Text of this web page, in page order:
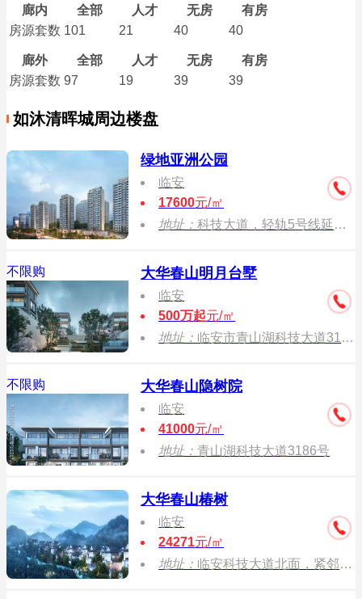
廊内 全部 人才 无房
有房
房源套数 101 21 40 40
廊外 全部 人才 无房
有房
房源套数 97 19 39 39
如沐清晖城周边楼盘
绿地亚洲公园
临安
17600元/㎡
地址：科技大道，轻轨5号线延伸段青山湖站口（在建）
不限购 大华春山明月台墅
临安
500万起元/㎡
地址： 临安市青山湖科技大道3186号大华春山明月东门售楼处
不限购 大华春山隐树院
临安
41000元/㎡
地址：青山湖科技大道3186号
大华春山椿树
临安
24271元/㎡
地址： 临安科技大道北面，紧邻锦绣钱塘